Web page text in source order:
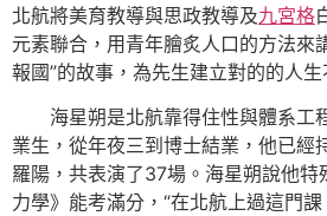
北航將美育教導與思政教導及九宮格
元素聯合，用青年膾炙人口的方法來
報國”的故事，為先生建立對的的人生
海星朔是北航靠得住性與體系工
業生，從年夜三到博士結業，他已經
羅陽，共表演了37場。海星朔說他特
力學》能考滿分，“在北航上過這門